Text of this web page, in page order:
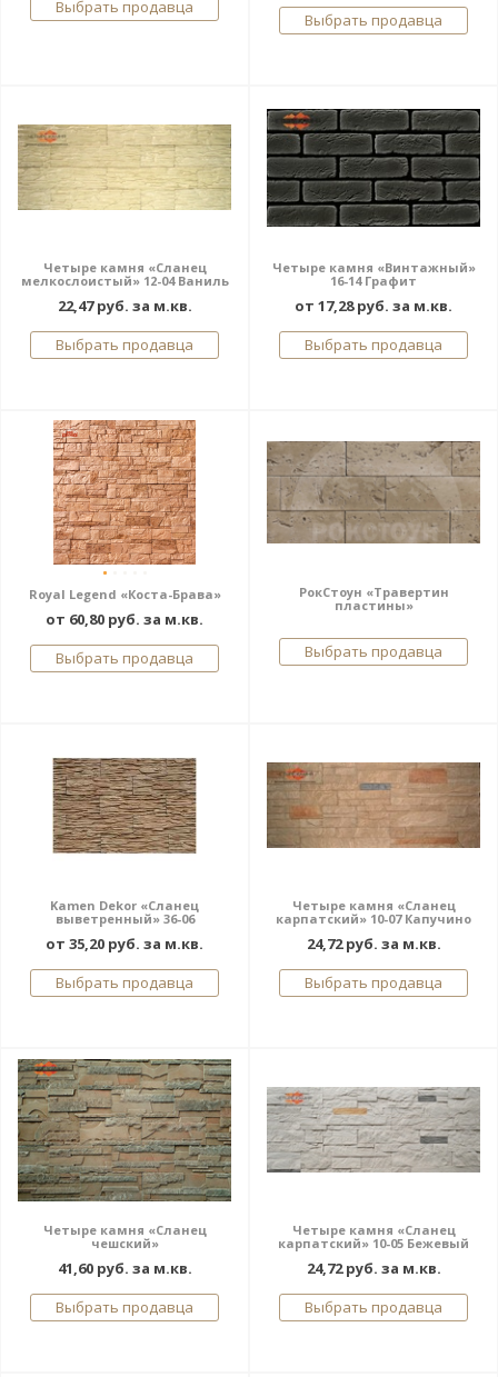
Выбрать продавца
Выбрать продавца
Четыре камня «Сланец
мелкослоистый» 12-04 Ваниль
22,47 руб. за м.кв.
Выбрать продавца
Четыре камня «Винтажный»
16-14 Графит
от 17,28 руб. за м.кв.
Выбрать продавца
Royal Legend «Коста-Брава»
от 60,80 руб. за м.кв.
Выбрать продавца
РокСтоун «Травертин
пластины»
Выбрать продавца
Kamen Dekor «Сланец
выветренный» 36-06
от 35,20 руб. за м.кв.
Выбрать продавца
Четыре камня «Сланец
карпатский» 10-07 Капучино
24,72 руб. за м.кв.
Выбрать продавца
Четыре камня «Сланец
чешский»
41,60 руб. за м.кв.
Выбрать продавца
Четыре камня «Сланец
карпатский» 10-05 Бежевый
24,72 руб. за м.кв.
Выбрать продавца